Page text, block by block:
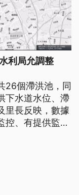
利局允調整
26個滯洪池，同
下水道水位、滯
里長反映，數據
控、有提供監控
。